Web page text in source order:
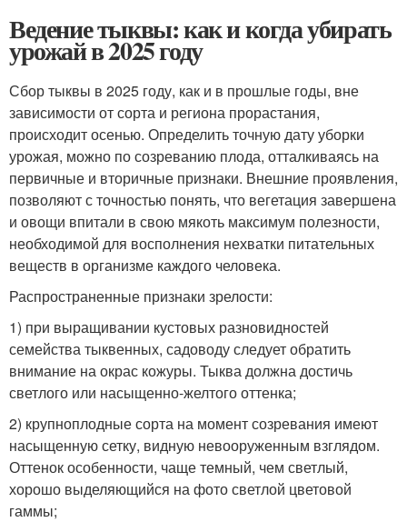
Ведение тыквы: как и когда убирать
урожай в 2025 году
Сбор тыквы в 2025 году, как и в прошлые годы, вне
зависимости от сорта и региона прорастания,
происходит осенью. Определить точную дату уборки
урожая, можно по созреванию плода, отталкиваясь на
первичные и вторичные признаки. Внешние проявления,
позволяют с точностью понять, что вегетация завершена
и овощи впитали в свою мякоть максимум полезности,
необходимой для восполнения нехватки питательных
веществ в организме каждого человека.
Распространенные признаки зрелости:
1) при выращивании кустовых разновидностей
семейства тыквенных, садоводу следует обратить
внимание на окрас кожуры. Тыква должна достичь
светлого или насыщенно-желтого оттенка;
2) крупноплодные сорта на момент созревания имеют
насыщенную сетку, видную невооруженным взглядом.
Оттенок особенности, чаще темный, чем светлый,
хорошо выделяющийся на фото светлой цветовой
гаммы;